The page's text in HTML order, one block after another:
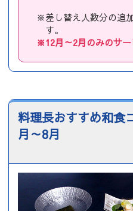
※差し替え人数分の追
す。
※12月～2月のみのサー
料理長おすすめ和食
月～8月